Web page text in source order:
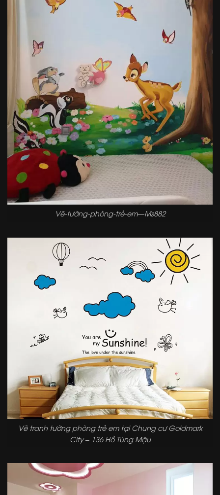
Vẽ-tường-phòng-trẻ-em—Ms882
Vẽ tranh tường phòng trẻ em tại Chung cư Goldmark
City – 136 Hồ Tùng Mậu